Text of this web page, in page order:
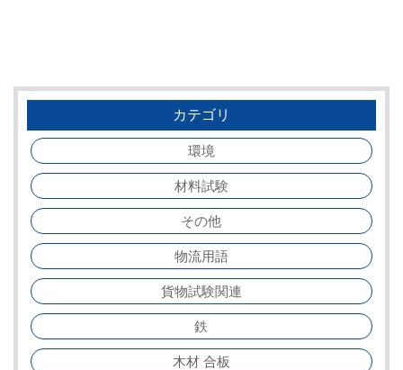
カテゴリ
環境
材料試験
その他
物流用語
貨物試験関連
鉄
木材 合板